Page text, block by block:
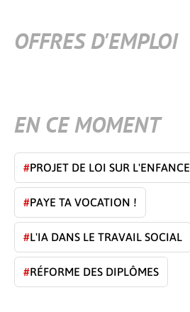
OFFRES D'EMPLOI
EN CE MOMENT
#PROJET DE LOI SUR L'ENFANCE
#PAYE TA VOCATION !
#L'IA DANS LE TRAVAIL SOCIAL
#RÉFORME DES DIPLÔMES